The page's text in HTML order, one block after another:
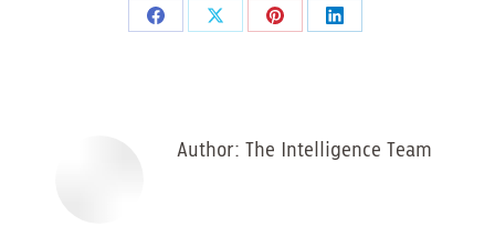
Share
Share
Share
Share
Author: The Intelligence Team